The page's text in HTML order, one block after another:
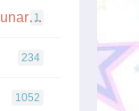
Молодежные, mezhdunarodnye
1
234
1052